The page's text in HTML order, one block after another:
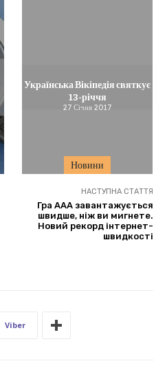
Новини
Українська Вікіпедія святкує
13-річчя
27 Січня 2017
НАСТУПНА СТАТТЯ
Гра AAA завантажується
швидше, ніж ви мигнете.
Новий рекорд інтернет-
швидкості
Viber